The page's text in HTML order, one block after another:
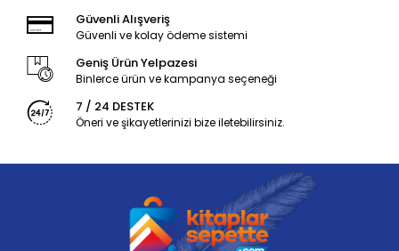
Güvenli Alışveriş
Güvenli ve kolay ödeme sistemi
Geniş Ürün Yelpazesi
Binlerce ürün ve kampanya seçeneği
7 / 24 DESTEK
Öneri ve şikayetlerinizi bize iletebilirsiniz.